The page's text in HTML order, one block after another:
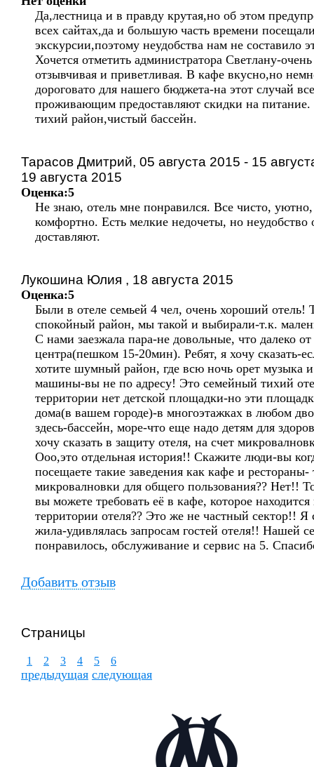
Да,лестница и в правду крутая,но об этом
всех сайтах,да и большую часть времени
экскурсии,поэтому неудобства нам не составило
Хочется отметить администратора Светлану-очень
отзывчивая и приветливая. В кафе вкусно,но
дороговато для нашего бюджета-на этот случай
проживающим предоставляют скидки на
тихий район,чистый бассейн.
Тарасов Дмитрий, 05 августа 2015 - 15
19 августа 2015
Оценка:5
Не знаю, отель мне понравился. Все чисто, уютно,
комфортно. Есть мелкие недочеты, но неудобство
доставляют.
Лукошина Юлия , 18 августа 2015
Оценка:5
Были в отеле семьей 4 чел, очень хороший отель!
спокойный район, мы такой и выбирали-т.к.
С нами заезжала пара-не довольные, что далеко от
центра(пешком 15-20мин). Ребят, я хочу сказать-
хотите шумный район, где всю ночь орет музыка
машины-вы не по адресу! Это семейный тихий
территории нет детской площадки-но эти
дома(в вашем городе)-в многоэтажках в любом
здесь-бассейн, море-что еще надо детям для
хочу сказать в защиту отеля, на счет
Ооо,это отдельная история!! Скажите люди-вы
посещаете такие заведения как кафе и рестораны-
микровалновки для общего пользования?? Нет!!
вы можете требовать её в кафе, которое находится
территории отеля?? Это же не частный сектор!! Я
жила-удивлялась запросам гостей отеля!! Нашей
понравилось, обслуживание и сервис на 5.
Добавить отзыв
Страницы
1 2 3 4 5 6
предыдущая следующая